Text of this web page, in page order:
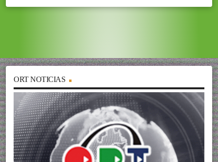
ORT NOTICIAS